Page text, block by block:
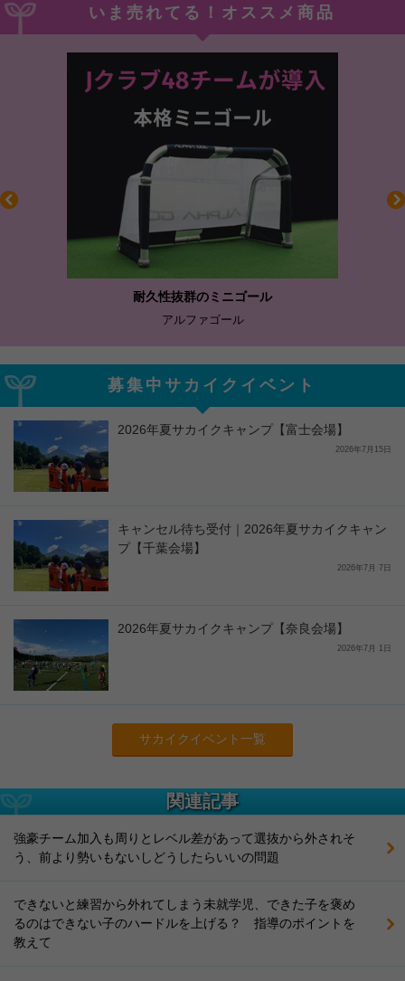
いま売れてる！オススメ商品
耐久性抜群のミニゴール
アルファゴール
募集中サカイクイベント
2026年夏サカイクキャンプ【富士会場】
2026年7月15日
キャンセル待ち受付｜2026年夏サカイクキャン
プ【千葉会場】
2026年7月 7日
2026年夏サカイクキャンプ【奈良会場】
2026年7月 1日
サカイクイベント一覧
関連記事
強豪チーム加入も周りとレベル差があって選抜から外されそ
う、前より勢いもないしどうしたらいいの問題
できないと練習から外れてしまう未就学児、できた子を褒め
るのはできない子のハードルを上げる？ 指導のポイントを
教えて